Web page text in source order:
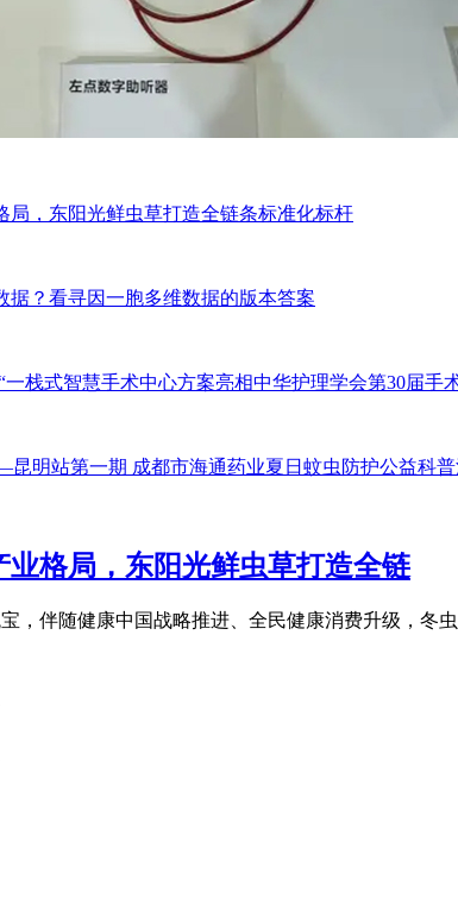
局，东阳光鲜虫草打造全链条标准化标杆
据？看寻因一胞多维数据的版本答案
一栈式智慧手术中心方案亮相中华护理学会第30届手
明站第一期 成都市海通药业夏日蚊虫防护公益科普
格局，东阳光鲜虫草打造全链
，伴随健康中国战略推进、全民健康消费升级，